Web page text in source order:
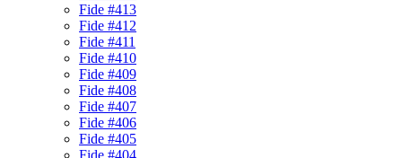
Fide #413
Fide #412
Fide #411
Fide #410
Fide #409
Fide #408
Fide #407
Fide #406
Fide #405
Fide #404